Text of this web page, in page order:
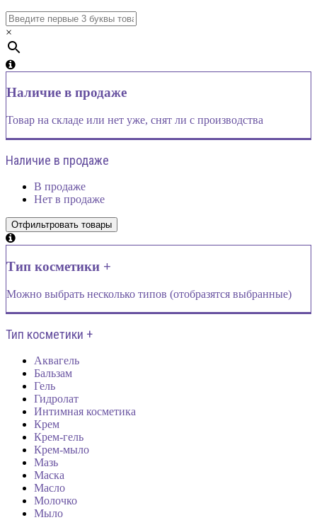
×
Наличие в продаже
Товар на складе или нет уже, снят ли с производства
Наличие в продаже
В продаже
Нет в продаже
Тип косметики +
Можно выбрать несколько типов (отобразятся выбранные)
Тип косметики +
Аквагель
Бальзам
Гель
Гидролат
Интимная косметика
Крем
Крем-гель
Крем-мыло
Мазь
Маска
Масло
Молочко
Мыло